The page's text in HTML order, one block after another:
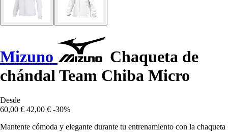
Mizuno
Chaqueta de
chándal Team Chiba Micro
Desde
60,00 € 42,00 € -30%
Mantente cómoda y elegante durante tu entrenamiento con la chaqueta